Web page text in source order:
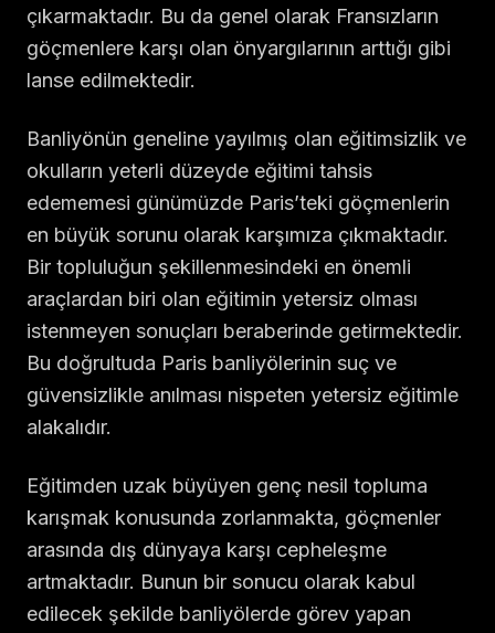
çıkarmaktadır. Bu da genel olarak Fransızların
göçmenlere karşı olan önyargılarının arttığı gibi
lanse edilmektedir.
Banliyönün geneline yayılmış olan eğitimsizlik ve
okulların yeterli düzeyde eğitimi tahsis
edememesi günümüzde Paris’teki göçmenlerin
en büyük sorunu olarak karşımıza çıkmaktadır.
Bir topluluğun şekillenmesindeki en önemli
araçlardan biri olan eğitimin yetersiz olması
istenmeyen sonuçları beraberinde getirmektedir.
Bu doğrultuda Paris banliyölerinin suç ve
güvensizlikle anılması nispeten yetersiz eğitimle
alakalıdır.
Eğitimden uzak büyüyen genç nesil topluma
karışmak konusunda zorlanmakta, göçmenler
arasında dış dünyaya karşı cepheleşme
artmaktadır. Bunun bir sonucu olarak kabul
edilecek şekilde banliyölerde görev yapan